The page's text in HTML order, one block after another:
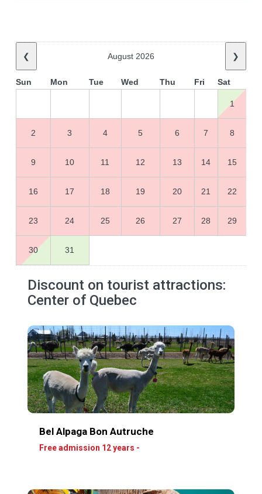
❮ August 2026 ❯
Sun Mon Tue Wed Thu Fri Sat
1
2 3 4 5 6 7 8
9 10 11 12 13 14 15
16 17 18 19 20 21 22
23 24 25 26 27 28 29
30 31
Discount on tourist attractions:
Center of Quebec
Bel Alpaga Bon Autruche
Free admission 12 years -